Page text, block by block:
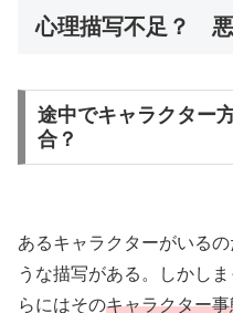
心理描写不足？
途中でキャラクター
合？
あるキャラクターがいる
うな描写がある。しかし
らにはそのキャラクター